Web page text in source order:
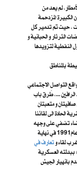
شحيح بالأمطار، لم يعد من
المزدحمة
، حيث تم تدمير كل
الثرثار و الحبانية و
النفطية لتزويدها
بالمناطق
التواصل الاجتماعي
...، طًرق باب
و متعبتانِ
الحادة الى لقائنا
تضفي على وجهه
شيئا من الحكمة والوقار ، كان يفتقدها حين التقيته اول مرة عام1991 في نهاية
لقاء وتعارف في
العسكرية
بانهيار الجيش